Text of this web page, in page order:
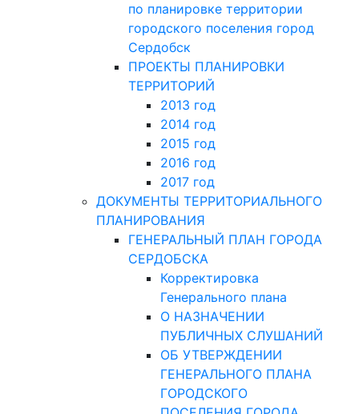
по планировке территории
городского поселения город
Сердобск
ПРОЕКТЫ ПЛАНИРОВКИ
ТЕРРИТОРИЙ
2013 год
2014 год
2015 год
2016 год
2017 год
ДОКУМЕНТЫ ТЕРРИТОРИАЛЬНОГО
ПЛАНИРОВАНИЯ
ГЕНЕРАЛЬНЫЙ ПЛАН ГОРОДА
СЕРДОБСКА
Корректировка
Генерального плана
О НАЗНАЧЕНИИ
ПУБЛИЧНЫХ СЛУШАНИЙ
ОБ УТВЕРЖДЕНИИ
ГЕНЕРАЛЬНОГО ПЛАНА
ГОРОДСКОГО